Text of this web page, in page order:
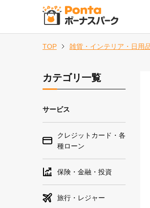
TOP 雑貨・インテリア・日用
カテゴリ一覧
サービス
クレジットカード・各
種ローン
保険・金融・投資
旅行・レジャー